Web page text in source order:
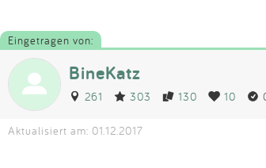
Eingetragen von:
BineKatz
261 303 130 10
Aktualisiert am: 01.12.2017